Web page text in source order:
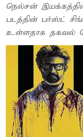
நெல்சன் இயக்கத்தில் ரஜினி
படத்தின் பர்ஸ்ட்
உள்ளதாக தகவல்